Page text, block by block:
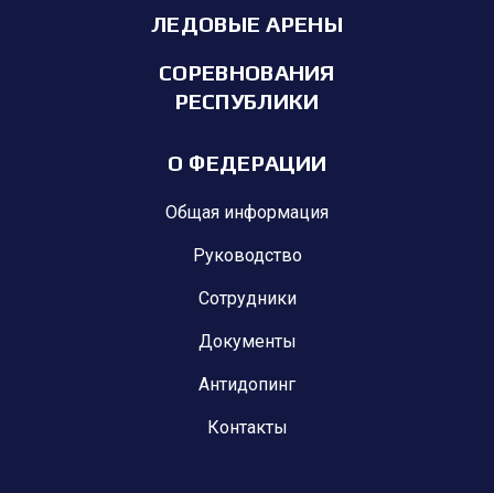
ЛЕДОВЫЕ АРЕНЫ
СОРЕВНОВАНИЯ
РЕСПУБЛИКИ
О ФЕДЕРАЦИИ
Общая информация
Руководство
Сотрудники
Документы
Антидопинг
Контакты